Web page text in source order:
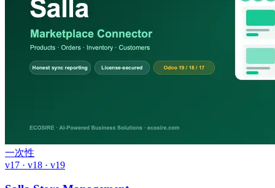
一次性
v17 · v18 · v19